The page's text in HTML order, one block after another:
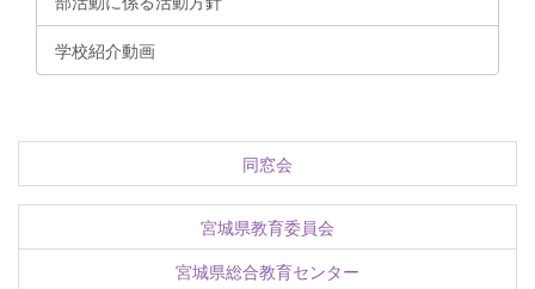
学校紹介動画
同窓会
宮城県教育委員会
宮城県総合教育センター